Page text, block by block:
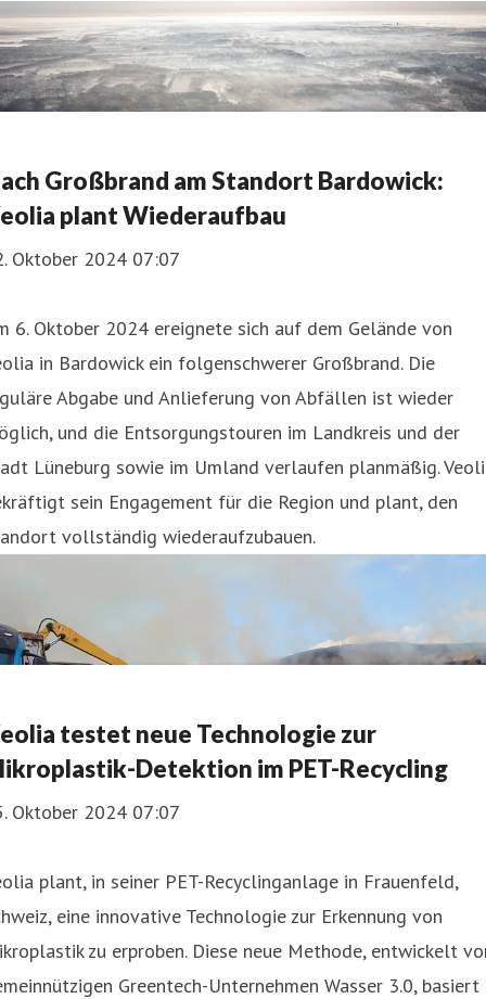
Großbrand am Standort Bardowick:
plant Wiederaufbau
Oktober 2024 07:07
6. Oktober 2024 ereignete sich auf dem Gelände von
in Bardowick ein folgenschwerer Großbrand. Die
Abgabe und Anlieferung von Abfällen ist wieder
und die Entsorgungstouren im Landkreis und der
Lüneburg sowie im Umland verlaufen planmäßig.
sein Engagement für die Region und plant, den
vollständig wiederaufzubauen.
testet neue Technologie zur
Detektion im PET-Recycling
Oktober 2024 07:07
plant, in seiner PET-Recyclinganlage in Frauenfeld,
eine innovative Technologie zur Erkennung von
zu erproben. Diese neue Methode, entwickelt
Greentech-Unternehmen Wasser 3.0, basiert